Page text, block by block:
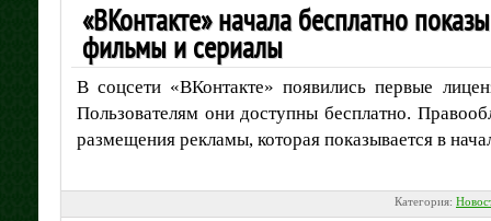
«ВКонтакте» начала бесплатно
фильмы и сериалы
В соцсети «ВКонтакте» появились первые
Пользователям они доступны бесплатно.
размещения рекламы, которая показывается в
Категория: